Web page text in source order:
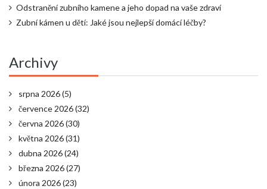
Odstranění zubního kamene a jeho dopad na vaše zdraví
Zubní kámen u dětí: Jaké jsou nejlepší domácí léčby?
Archivy
srpna 2026(5)
července 2026(32)
června 2026(30)
května 2026(31)
dubna 2026(24)
března 2026(27)
února 2026(23)